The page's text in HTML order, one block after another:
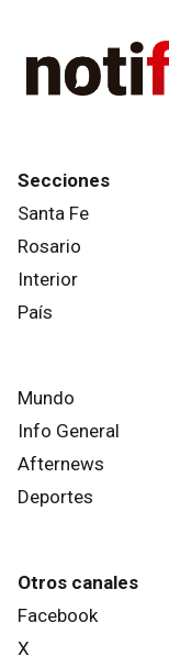
Secciones
Santa Fe
Rosario
Interior
País
Mundo
Info General
Afternews
Deportes
Otros canales
Facebook
X